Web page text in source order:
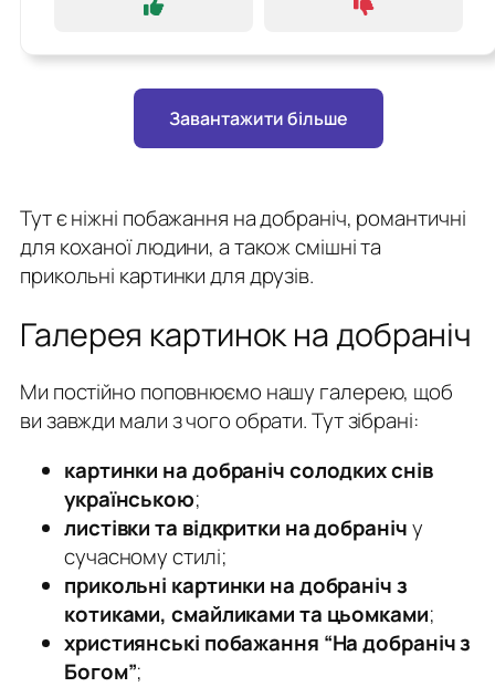
Завантажити більше
Тут є ніжні побажання на добраніч, романтичні
для коханої людини, а також смішні та
прикольні картинки для друзів.
Галерея картинок на добраніч
Ми постійно поповнюємо нашу галерею, щоб
ви завжди мали з чого обрати. Тут зібрані:
картинки на добраніч солодких снів
українською;
листівки та відкритки на добранічу
сучасному стилі;
прикольні картинки на добраніч з
котиками, смайликами та цьомками;
християнські побажання “На добраніч з
Богом”;